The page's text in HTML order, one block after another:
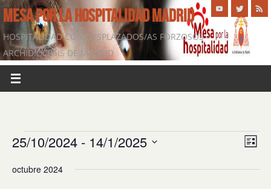
MESA POR LA HOSPITALIDAD MADRID
HOSPITALIDAD CON DESPLAZADOS/AS FORZOSOS -
ARCHIDIÓCESIS DE MADRID
vistas
Lista
25/10/2024 - 14/1/2025
la
octubre 2024